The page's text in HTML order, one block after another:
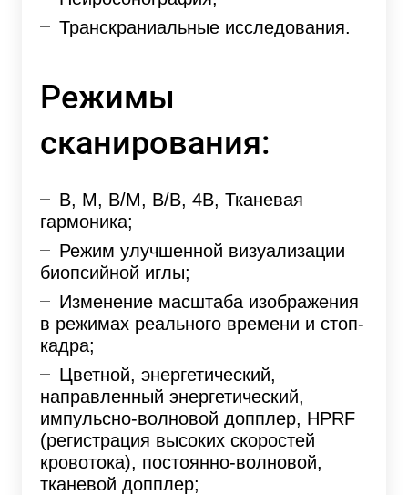
Транскраниальные исследования.
Режимы
сканирования:
В, М, В/М, В/В, 4В, Тканевая
гармоника;
Режим улучшенной визуализации
биопсийной иглы;
Изменение масштаба изображения
в режимах реального времени и стоп-
кадра;
Цветной, энергетический,
направленный энергетический,
импульсно-волновой допплер, HPRF
(регистрация высоких скоростей
кровотока), постоянно-волновой,
тканевой допплер;